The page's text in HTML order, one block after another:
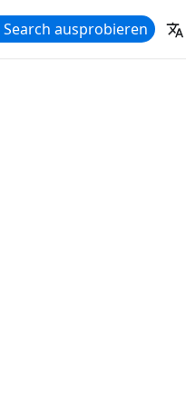
Search ausprobieren